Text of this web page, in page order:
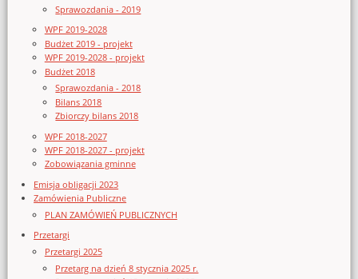
Sprawozdania - 2019
WPF 2019-2028
Budżet 2019 - projekt
WPF 2019-2028 - projekt
Budżet 2018
Sprawozdania - 2018
Bilans 2018
Zbiorczy bilans 2018
WPF 2018-2027
WPF 2018-2027 - projekt
Zobowiązania gminne
Emisja obligacji 2023
Zamówienia Publiczne
PLAN ZAMÓWIEŃ PUBLICZNYCH
Przetargi
Przetargi 2025
Przetarg na dzień 8 stycznia 2025 r.